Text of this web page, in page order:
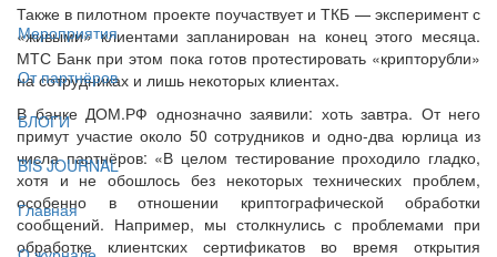
Мероприятия
От партнёров
БЛОГИ
BIS JOURNAL
Главная
Также в пилотном проекте поучаствует и ТКБ — эксперимент с
«живыми» клиентами запланирован на конец этого месяца.
МТС Банк при этом пока готов протестировать «крипторубли»
на сотрудниках и лишь некоторых клиентах.
В банке ДОМ.РФ однозначно заявили: хоть завтра. От него
примут участие около 50 сотрудников и одно-два юрлица из
числа партнёров: «В целом тестирование проходило гладко,
хотя и не обошлось без некоторых технических проблем,
особенно в отношении криптографической обработки
сообщений. Например, мы столкнулись с проблемами при
обработке клиентских сертификатов во время открытия